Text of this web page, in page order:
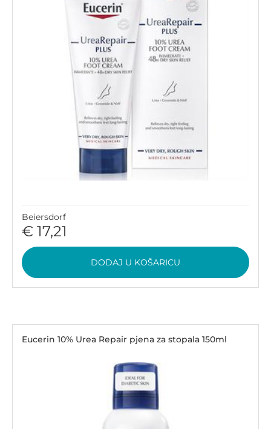
Beiersdorf
€ 17,21
DODAJ U KOŠARICU
Eucerin 10% Urea Repair pjena za stopala 150ml